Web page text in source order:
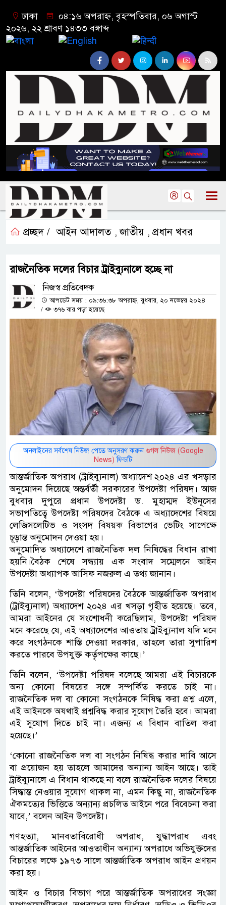
ঢাকা
০৪:১৬ অপরাহ্ন, বৃহস্পতিবার, ০৬ অগাস্ট
২০২৬, ২২ শ্রাবণ ১৪৩৩ বঙ্গাব্দ
প্রচ্ছদ / আইন আদালত ,জাতীয় , প্রধান খবর
রাজনৈতিক দলের বিচার ট্রাইব্যুনালে হচ্ছে না
নিজস্ব প্রতিবেদক
আপডেট সময় : ০৯:৩৬:৩৮ অপরাহ্ন, বুধবার, ২০ নভেম্বর ২০২৪
/
৩৭৬ বার পড়া হয়েছে
অনলাইনের সর্বশেষ নিউজ পেতে অনুসরণ করুন গুগল নিউজ (Google
News) ফিডটি
আন্তর্জাতিক অপরাধ (ট্রাইব্যুনাল) অধ্যাদেশ ২০২৪ এর খসড়ার
অনুমোদন দিয়েছে অন্তর্বর্তী সরকারের উপদেষ্টা পরিষদ। আজ
বুধবার দুপুরে প্রধান উপদেষ্টা ড. মুহাম্মদ ইউনূসের
সভাপতিত্বে উপদেষ্টা পরিষদের বৈঠকে এ অধ্যাদেশের বিষয়ে
লেজিসলেটিভ ও সংসদ বিষয়ক বিভাগের ভেটিং সাপেক্ষে
চূড়ান্ত অনুমোদন দেওয়া হয়।
অনুমোদিত অধ্যাদেশে রাজনৈতিক দল নিষিদ্ধের বিধান রাখা
হয়নি।বৈঠক শেষে সন্ধ্যায় এক সংবাদ সম্মেলনে আইন
উপদেষ্টা অধ্যাপক আসিফ নজরুল এ তথ্য জানান।
তিনি বলেন, ‘উপদেষ্টা পরিষদের বৈঠকে আন্তর্জাতিক অপরাধ
(ট্রাইব্যুনাল) অধ্যাদেশ ২০২৪ এর খসড়া গৃহীত হয়েছে। তবে,
আমরা আইনের যে সংশোধনী করেছিলাম, উপদেষ্টা পরিষদ
মনে করেছে যে, এই অধ্যাদেশের আওতায় ট্রাইব্যুনাল যদি মনে
করে সংগঠনকে শাস্তি দেওয়া দরকার, তাহলে তারা সুপারিশ
করতে পারবে উপযুক্ত কর্তৃপক্ষের কাছে।’
তিনি বলেন, ‘উপদেষ্টা পরিষদ বলেছে আমরা এই বিচারকে
অন্য কোনো বিষয়ের সঙ্গে সম্পর্কিত করতে চাই না।
রাজনৈতিক দল বা কোনো সংগঠনকে নিষিদ্ধ করা প্রশ্ন এলে,
এই আইনকে অযথাই প্রশ্নবিদ্ধ করার সুযোগ তৈরি হবে। আমরা
এই সুযোগ দিতে চাই না। এজন্য এ বিধান বাতিল করা
হয়েছে।’
‘কোনো রাজনৈতিক দল বা সংগঠন নিষিদ্ধ করার দাবি আসে
বা প্রয়োজন হয় তাহলে আমাদের অন্যান্য আইন আছে। তাই
ট্রাইব্যুনালে এ বিধান থাকছে না বলে রাজনৈতিক দলের বিষয়ে
সিদ্ধান্ত নেওয়ার সুযোগ থাকল না, এমন কিছু না, রাজনৈতিক
ঐকমত্যের ভিত্তিতে অন্যান্য প্রচলিত আইনে পরে বিবেচনা করা
যাবে,’ বলেন আইন উপদেষ্টা।
গণহত্যা, মানবতাবিরোধী অপরাধ, যুদ্ধাপরাধ এবং
আন্তর্জাতিক আইনের আওতাধীন অন্যান্য অপরাধে অভিযুক্তদের
বিচারের লক্ষে ১৯৭৩ সালে আন্তর্জাতিক অপরাধ আইন প্রণয়ন
করা হয়।
আইন ও বিচার বিভাগ পরে আন্তর্জাতিক অপরাধের সংজ্ঞা